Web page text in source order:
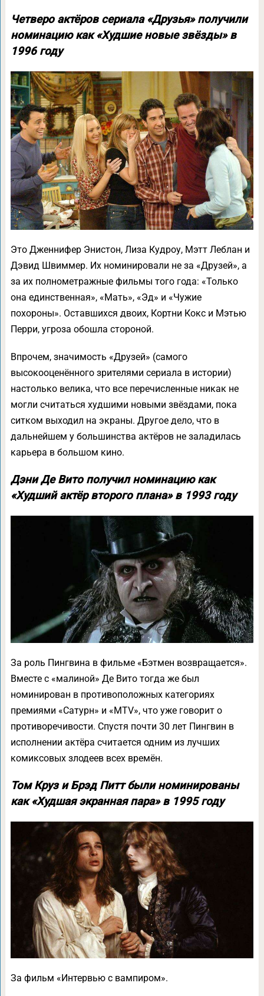
Четверо актёров сериала «Друзья» получили
номинацию как «Худшие новые звёзды» в
1996 году
Это Дженнифер Энистон, Лиза Кудроу, Мэтт Леблан и
Дэвид Швиммер. Их номинировали не за «Друзей», а
за их полнометражные фильмы того года: «Только
она единственная», «Мать», «Эд» и «Чужие
похороны». Оставшихся двоих, Кортни Кокс и Мэтью
Перри, угроза обошла стороной.
Впрочем, значимость «Друзей» (самого
высокооценённого зрителями сериала в истории)
настолько велика, что все перечисленные никак не
могли считаться худшими новыми звёздами, пока
ситком выходил на экраны. Другое дело, что в
дальнейшем у большинства актёров не заладилась
карьера в большом кино.
Дэни Де Вито получил номинацию как
«Худший актёр второго плана» в 1993 году
За роль Пингвина в фильме «Бэтмен возвращается».
Вместе с «малиной» Де Вито тогда же был
номинирован в противоположных категориях
премиями «Сатурн» и «MTV», что уже говорит о
противоречивости. Спустя почти 30 лет Пингвин в
исполнении актёра считается одним из лучших
комиксовых злодеев всех времён.
Том Круз и Брэд Питт были номинированы
как «Худшая экранная пара» в 1995 году
За фильм «Интервью с вампиром».